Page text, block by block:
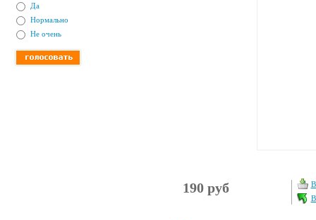
Да
Нормально
Не очень
190 руб